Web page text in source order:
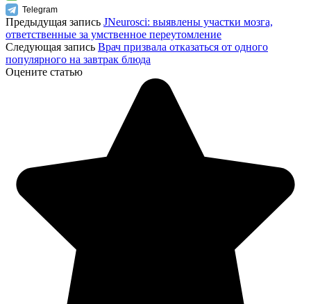
Telegram
Предыдущая запись JNeurosci: выявлены участки мозга,
ответственные за умственное переутомление
Следующая запись Врач призвала отказаться от одного
популярного на завтрак блюда
Оцените статью